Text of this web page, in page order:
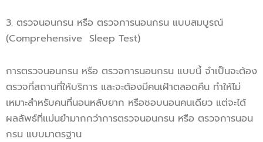
3. ตรวจนอนกรน หรือ ตรวจการนอนกรน แบบสมบูรณ์
(Comprehensive Sleep Test)
การตรวจนอนกรน หรือ ตรวจการนอนกรน แบบนี้ จำเป็นจะต้อง
ตรวจที่สถานที่ให้บริการ และจะต้องมีคนเฝ้าตลอดคืน ทำให้ไม่
เหมาะสำหรับคนที่นอนหลับยาก หรือชอบนอนคนเดียว แต่จะได้
ผลลัพธ์ที่แม่นยำมากกว่าการตรวจนอนกรน หรือ ตรวจการนอน
กรน แบบมาตรฐาน